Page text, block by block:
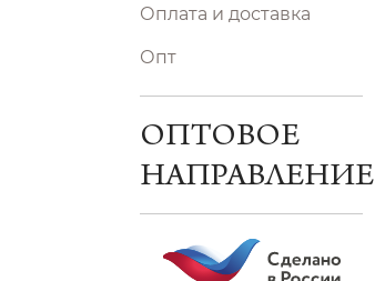
Оплата и доставка
Опт
ОПТОВОЕ
НАПРАВЛЕНИЕ